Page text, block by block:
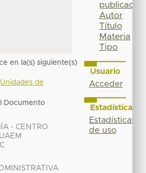
en la(s) siguiente(s)
de
Documento
- CENTRO
publicación
Autor
Título
Materia
Tipo
Usuario
Acceder
Estadísticas
Estadísticas
de uso